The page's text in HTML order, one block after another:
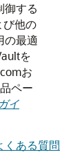
御する
び他の
の最適
を
お
ペー
イ
くある質問